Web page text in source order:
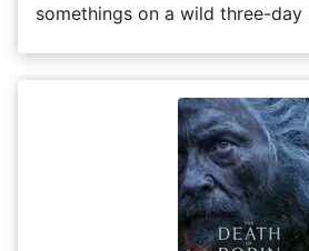
somethings on a wild three-day